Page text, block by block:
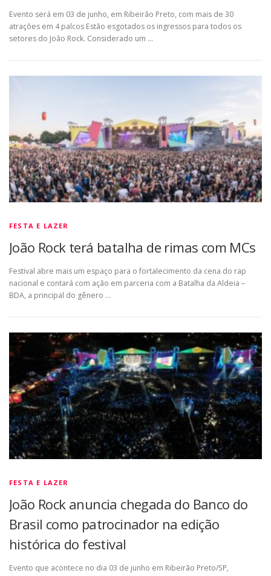
Evento será em 03 de junho, em Ribeirão Preto, com mais de 30
atrações em 4 palcos Estão esgotados os ingressos para todos os
setores do João Rock. Considerado um …
FESTA E LAZER
João Rock terá batalha de rimas com MCs
Festival abre mais um espaço para o fortalecimento da cena do rap
nacional e contará com ação em parceria com a Batalha da Aldeia –
BDA, a principal do gênero …
FESTA E LAZER
João Rock anuncia chegada do Banco do
Brasil como patrocinador na edição
histórica do festival
Evento que acontece no dia 03 de junho em Ribeirão Preto/SP,